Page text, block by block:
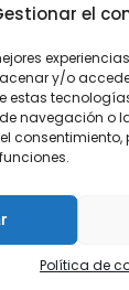
el
y/o
estas
navegación o
Política de